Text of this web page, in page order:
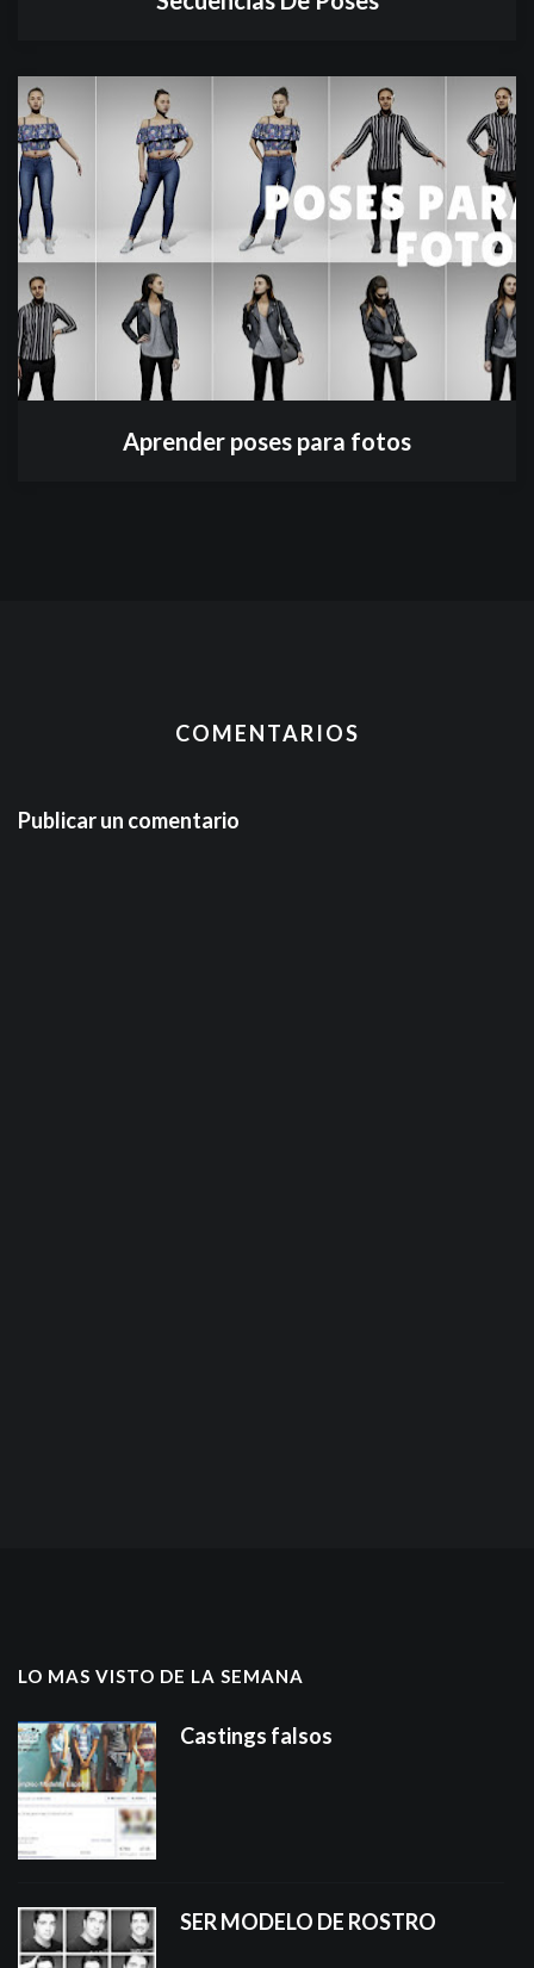
Aprender poses para fotos
COMENTARIOS
Publicar un comentario
LO MAS VISTO DE LA SEMANA
Castings falsos
SER MODELO DE ROSTRO